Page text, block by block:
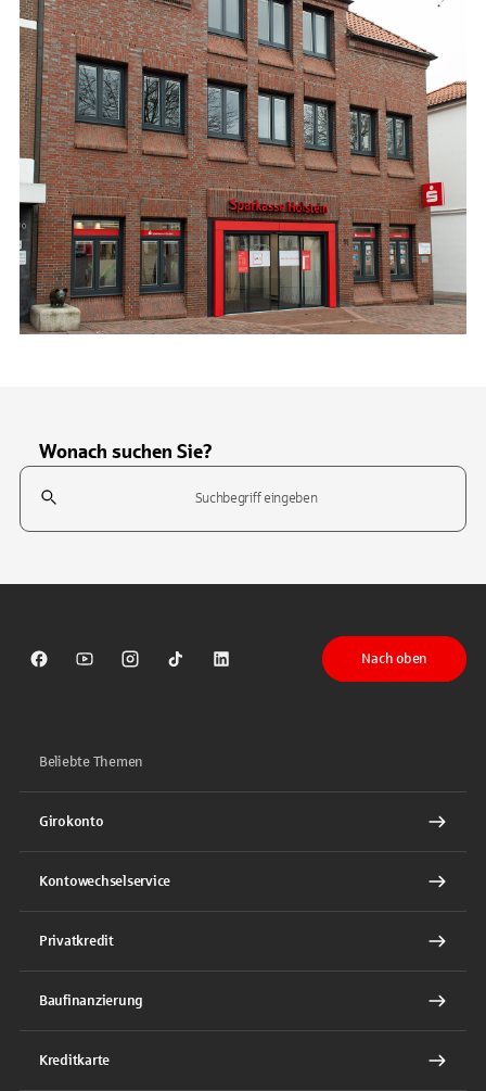
Wonach suchen Sie?
Suchfeld
Sparkasse auf Facebook
Sparkasse auf Youtube
Sparkasse auf Instagram
Sparkasse auf TikTok
Sparkasse auf LinkedIn
Nach oben
Beliebte Themen
Girokonto
Kontowechselservice
Privatkredit
Baufinanzierung
Kreditkarte